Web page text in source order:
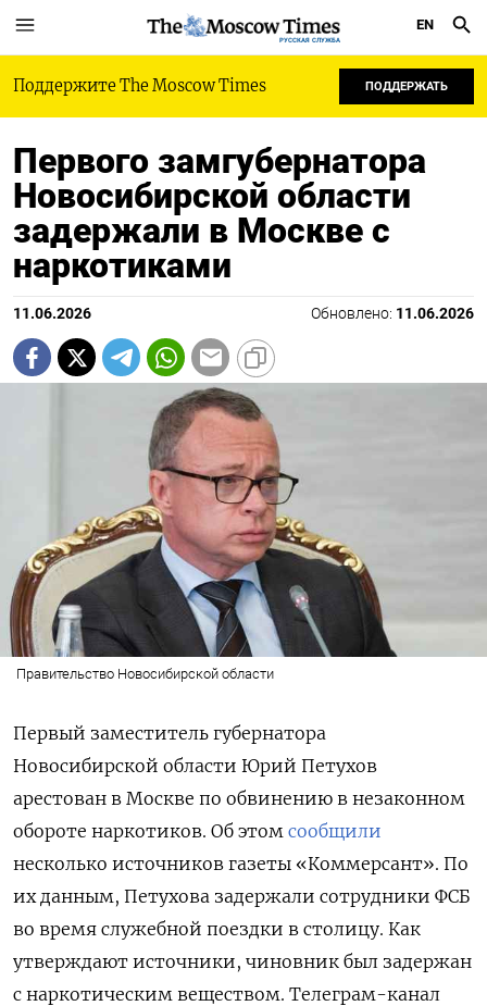
РУССКАЯ СЛУЖБА
EN
Поддержите The Moscow Times ПОДДЕРЖАТЬ
Первого замгубернатора
Новосибирской области
задержали в Москве с
наркотиками
11.06.2026 Обновлено: 11.06.2026
Правительство Новосибирской области
Первый заместитель губернатора
Новосибирской области Юрий Петухов
арестован в Москве по обвинению в незаконном
обороте наркотиков. Об этом сообщили
несколько источников газеты «Коммерсант». По
их данным, Петухова задержали сотрудники ФСБ
во время служебной поездки в столицу. Как
утверждают источники, чиновник был задержан
с наркотическим веществом. Телеграм-канал